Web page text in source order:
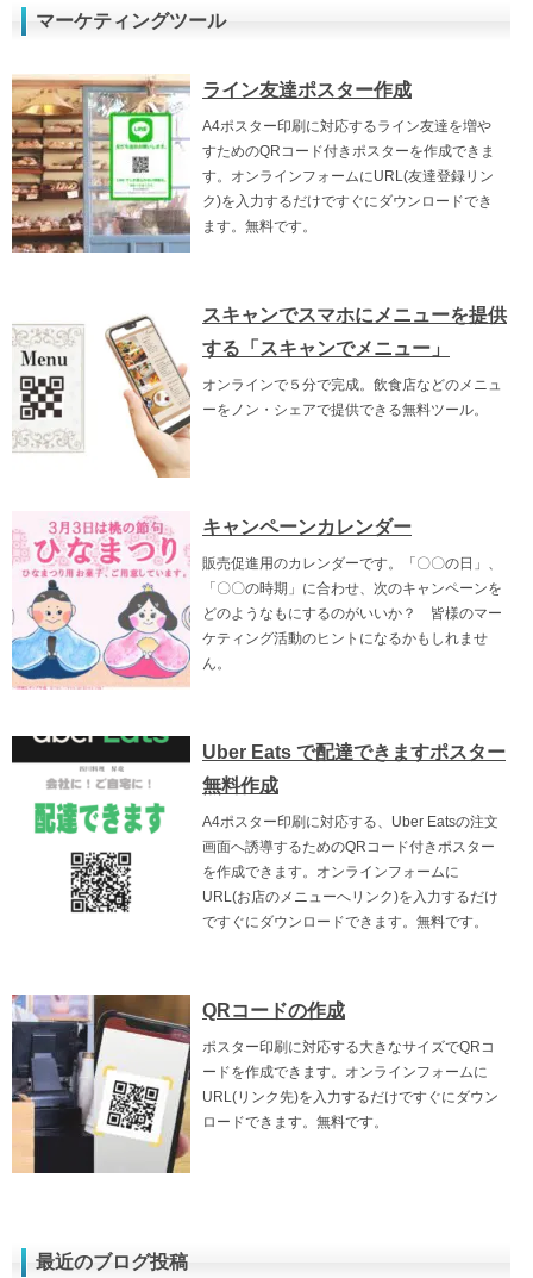
マーケティングツール
ライン友達ポスター作成
A4ポスター印刷に対応するライン友達を増や
すためのQRコード付きポスターを作成できま
す。オンラインフォームにURL(友達登録リン
ク)を入力するだけですぐにダウンロードでき
ます。無料です。
スキャンでスマホにメニューを提供
する「スキャンでメニュー」
オンラインで５分で完成。飲食店などのメニュ
ーをノン・シェアで提供できる無料ツール。
キャンペーンカレンダー
販売促進用のカレンダーです。「〇〇の日」、
「〇〇の時期」に合わせ、次のキャンペーンを
どのようなもにするのがいいか？ 皆様のマー
ケティング活動のヒントになるかもしれませ
ん。
Uber Eats で配達できますポスター
無料作成
A4ポスター印刷に対応する、Uber Eatsの注文
画面へ誘導するためのQRコード付きポスター
を作成できます。オンラインフォームに
URL(お店のメニューへリンク)を入力するだけ
ですぐにダウンロードできます。無料です。
QRコードの作成
ポスター印刷に対応する大きなサイズでQRコ
ードを作成できます。オンラインフォームに
URL(リンク先)を入力するだけですぐにダウン
ロードできます。無料です。
最近のブログ投稿